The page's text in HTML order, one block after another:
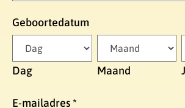
Geboortedatum
Dag Maand
E-mailadres*